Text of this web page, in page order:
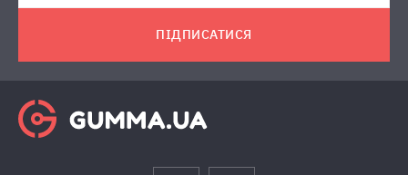
ПІДПИСАТИСЯ